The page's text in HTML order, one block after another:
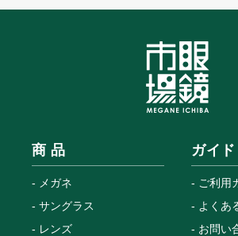
商 品
メガネ
サングラス
レンズ
ガイド
ご利用
よくあ
お問い